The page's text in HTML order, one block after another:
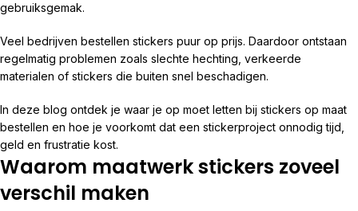
gebruiksgemak.
Veel bedrijven bestellen stickers puur op prijs. Daardoor ontstaan
regelmatig problemen zoals slechte hechting, verkeerde
materialen of stickers die buiten snel beschadigen.
In deze blog ontdek je waar je op moet letten bij stickers op maat
bestellen en hoe je voorkomt dat een stickerproject onnodig tijd,
geld en frustratie kost.
Waarom maatwerk stickers zoveel
verschil maken